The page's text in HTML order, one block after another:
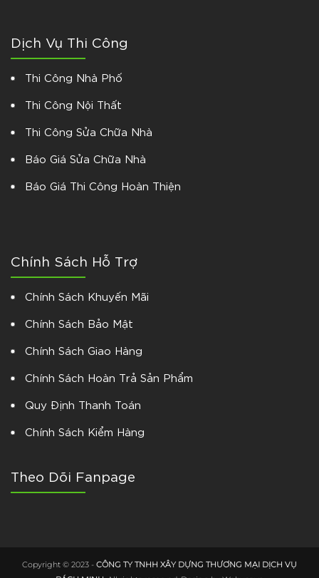
Dịch Vụ Thi Công
Thi Công Nhà Phố
Thi Công Nội Thất
Thi Công Sửa Chữa Nhà
Báo Giá Sửa Chữa Nhà
Báo Giá Thi Công Hoàn Thiện
Chính Sách Hỗ Trợ
Chính Sách Khuyến Mãi
Chính Sách Bảo Mật
Chính Sách Giao Hàng
Chính Sách Hoàn Trả Sản Phẩm
Quy Định Thanh Toán
Chính Sách Kiểm Hàng
Theo Dõi Fanpage
Copyright © 2023 - CÔNG TY TNHH XÂY DỰNG THƯƠNG MẠI DỊCH VỤ